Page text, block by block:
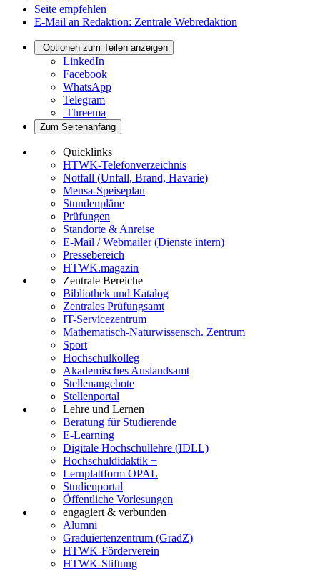
Seite empfehlen
E-Mail an Redaktion: Zentrale Webredaktion
Optionen zum Teilen anzeigen
LinkedIn
Facebook
WhatsApp
Telegram
Threema
Zum Seitenanfang
Quicklinks
HTWK-Telefonverzeichnis
Notfall (Unfall, Brand, Havarie)
Mensa-Speiseplan
Stundenpläne
Prüfungen
Standorte & Anreise
E-Mail / Webmailer (Dienste intern)
Pressebereich
HTWK.magazin
Zentrale Bereiche
Bibliothek und Katalog
Zentrales Prüfungsamt
IT-Servicezentrum
Mathematisch-Naturwissensch. Zentrum
Sport
Hochschulkolleg
Akademisches Auslandsamt
Stellenangebote
Stellenportal
Lehre und Lernen
Beratung für Studierende
E-Learning
Digitale Hochschullehre (IDLL)
Hochschuldidaktik +
Lernplattform OPAL
Studienportal
Öffentliche Vorlesungen
engagiert & verbunden
Alumni
Graduiertenzentrum (GradZ)
HTWK-Förderverein
HTWK-Stiftung